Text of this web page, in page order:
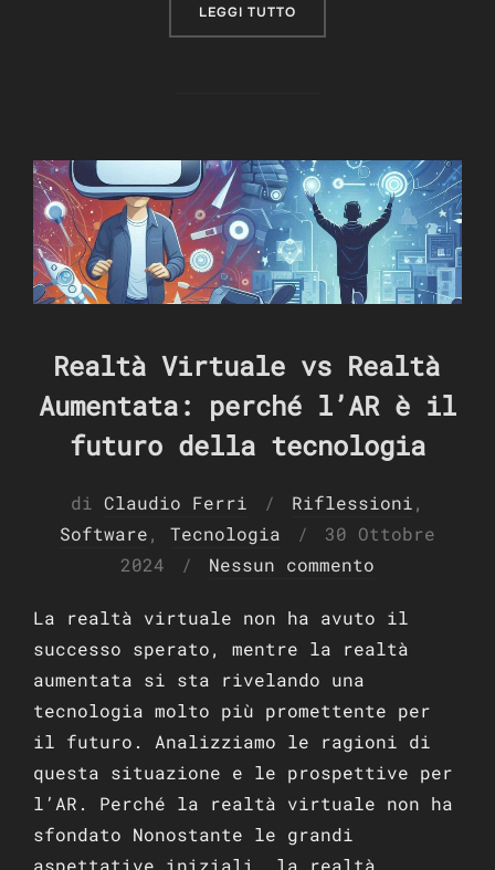
LEGGI TUTTO
Realtà Virtuale vs Realtà
Aumentata: perché l’AR è il
futuro della tecnologia
di Claudio Ferri Riflessioni,
Software, Tecnologia
Pubblicato
il
30 Ottobre
2024
Nessun commento
La realtà virtuale non ha avuto il
successo sperato, mentre la realtà
aumentata si sta rivelando una
tecnologia molto più promettente per
il futuro. Analizziamo le ragioni di
questa situazione e le prospettive per
l’AR. Perché la realtà virtuale non ha
sfondato Nonostante le grandi
aspettative iniziali, la realtà